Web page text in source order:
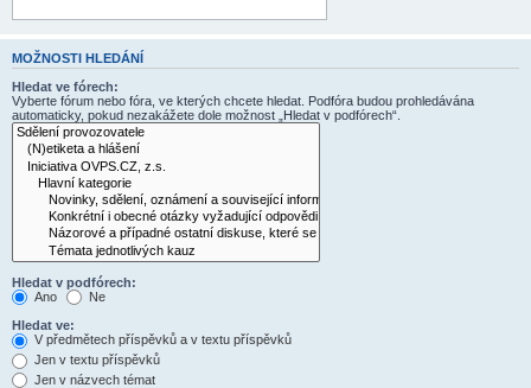
MOŽNOSTI HLEDÁNÍ
Hledat ve fórech:
Vyberte fórum nebo fóra, ve kterých chcete hledat. Podfóra budou prohledávána
automaticky, pokud nezakážete dole možnost „Hledat v podfórech“.
Hledat v podfórech:
Ano
Ne
Hledat ve:
V předmětech příspěvků a v textu příspěvků
Jen v textu příspěvků
Jen v názvech témat